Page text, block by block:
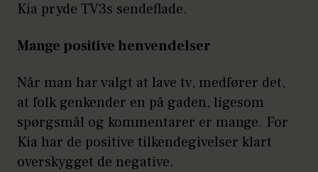
Kia pryde TV3s sendeflade.
Mange positive henvendelser
Når man har valgt at lave tv, medfører det,
at folk genkender en på gaden, ligesom
spørgsmål og kommentarer er mange. For
Kia har de positive tilkendegivelser klart
overskygget de negative.